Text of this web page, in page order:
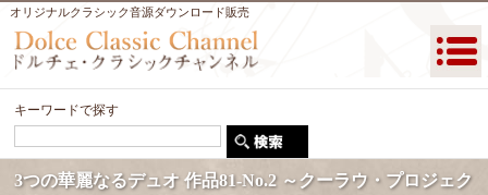
オリジナルクラシック音源ダウンロード販売
キーワードで探す
3つの華麗なるデュオ 作品81-No.2 ～クーラウ・プロジェク